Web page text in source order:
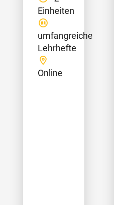
Einheiten
umfangreiche
Lehrhefte
Online